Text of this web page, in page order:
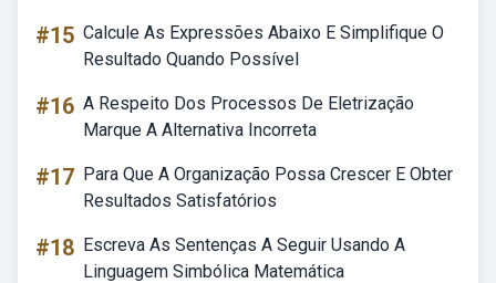
#15 Calcule As Expressões Abaixo E Simplifique O
Resultado Quando Possível
#16 A Respeito Dos Processos De Eletrização
Marque A Alternativa Incorreta
#17 Para Que A Organização Possa Crescer E Obter
Resultados Satisfatórios
#18 Escreva As Sentenças A Seguir Usando A
Linguagem Simbólica Matemática